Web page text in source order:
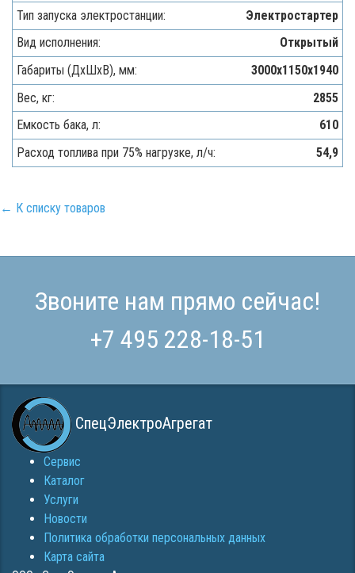
Тип запуска электростанции:
Электростартер
Вид исполнения:
Открытый
Габариты (ДхШхВ), мм:
3000х1150х1940
Вес, кг:
2855
Емкость бака, л:
610
Расход топлива при 75% нагрузке, л/ч:
54,9
← К списку товаров
Звоните нам прямо сейчас!
+7 495 228-18-51
СпецЭлектроАгрегат
Сервис
Каталог
Услуги
Новости
Политика обработки персональных данных
Карта сайта